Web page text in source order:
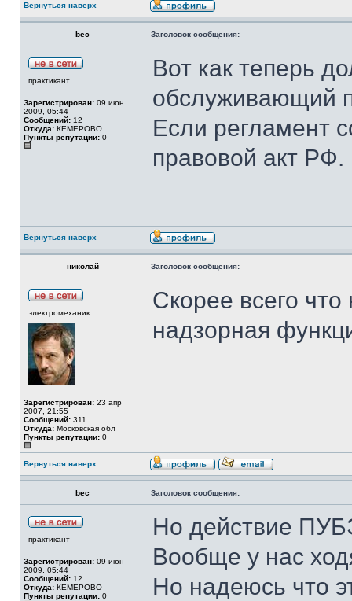
Вернуться наверх
bec Заголовок сообщения:
практикант
Зарегистрирован: 09 июн
2009, 05:44
Сообщений: 12
Откуда: КЕМЕРОВО
Пункты репутации: 0
Вот как теперь
обслуживающий
Если регламент
правовой акт РФ.
Вернуться наверх
николай Заголовок сообщения:
электромеханик
Зарегистрирован: 23 апр
2007, 21:55
Сообщений: 311
Откуда: Московская обл
Пункты репутации: 0
Скорее всего
надзорная
Вернуться наверх
bec Заголовок сообщения:
практикант
Зарегистрирован: 09 июн
2009, 05:44
Сообщений: 12
Откуда: КЕМЕРОВО
Пункты репутации: 0
Но действие
Вообще у нас
Но надеюсь что